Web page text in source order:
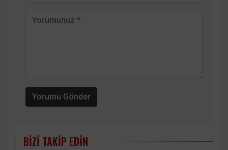
Yorumu Gönder
BIZI TAKIP EDIN